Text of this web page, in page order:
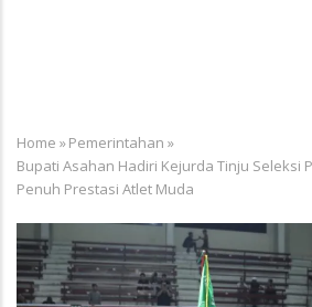
Breadcrumb
Home »Pemerintahan »
Bupati Asahan Hadiri Kejurda Tinju Seleksi
Penuh Prestasi Atlet Muda